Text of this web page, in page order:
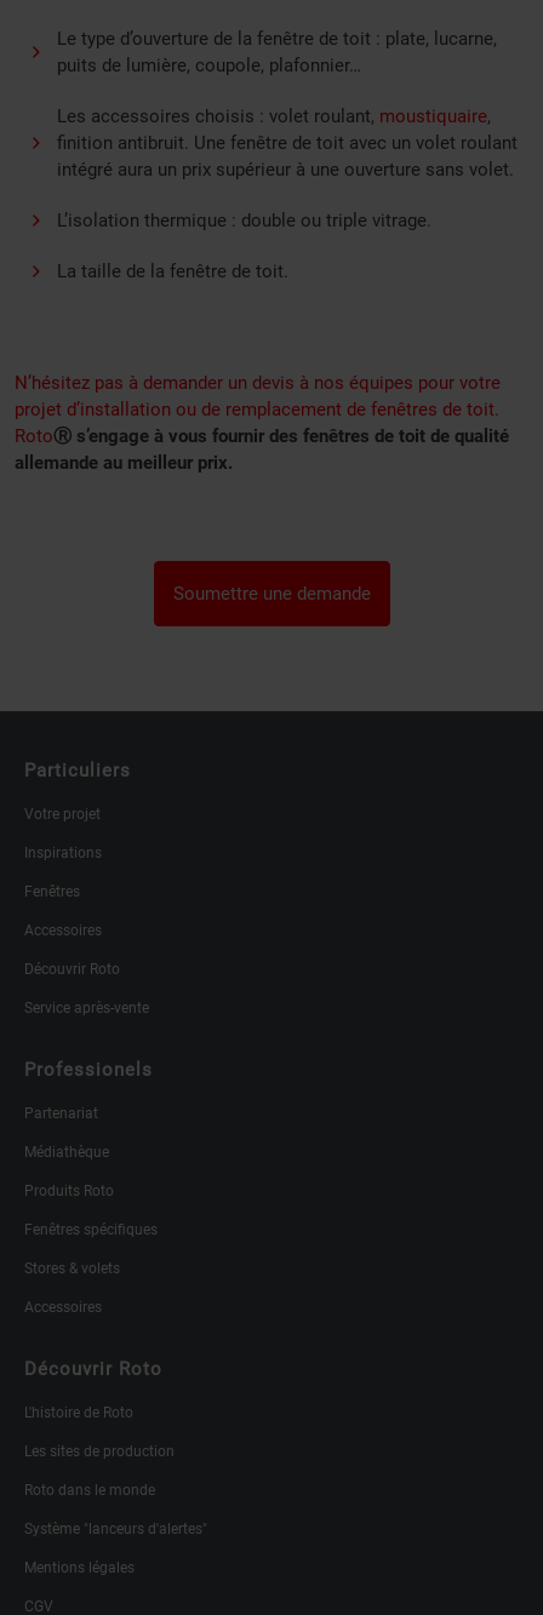
Le type d’ouverture de la fenêtre de toit : plate, lucarne,
puits de lumière, coupole, plafonnier…
Les accessoires choisis : volet roulant, moustiquaire,
finition antibruit. Une fenêtre de toit avec un volet roulant
intégré aura un prix supérieur à une ouverture sans volet.
L’isolation thermique : double ou triple vitrage.
La taille de la fenêtre de toit.
N’hésitez pas à demander un devis à nos équipes pour votre
projet d’installation ou de remplacement de fenêtres de toit.
RotoⓇ s’engage à vous fournir des fenêtres de toit de qualité
allemande au meilleur prix.
Soumettre une demande
Particuliers
Votre projet
Inspirations
Fenêtres
Accessoires
Découvrir Roto
Service après-vente
Professionels
Partenariat
Médiathèque
Produits Roto
Fenêtres spécifiques
Stores & volets
Accessoires
Découvrir Roto
L'histoire de Roto
Les sites de production
Roto dans le monde
Système "lanceurs d'alertes"
Mentions légales
CGV